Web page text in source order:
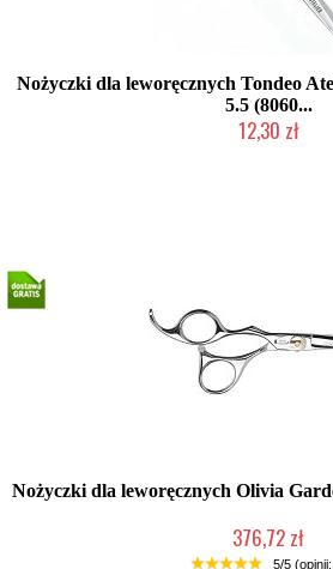
Nożyczki dla leworęcznych Tondeo
5.5 (8060...
12,30 zł
Nożyczki dla leworęcznych Olivia
376,72 zł
Mała ilość (wysyłka w
5/5